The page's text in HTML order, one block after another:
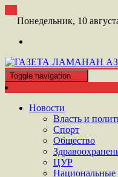
Понедельник, 10
ГАЗЕТА
ШАТОЙСКАЯ ГАЗЕТА
Toggle navigation
Новости
Власть и
Спорт
Общество
ЦУР
Национальные